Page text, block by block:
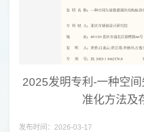
2025发明专利-一种空
准化方法及
发布时间：2026-03-17